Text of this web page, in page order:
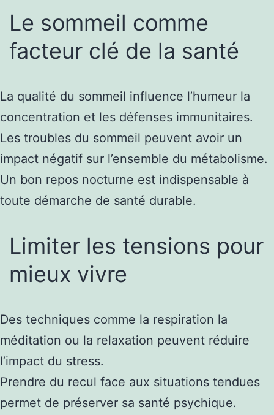
Le sommeil comme
facteur clé de la santé
La qualité du sommeil influence l’humeur la
concentration et les défenses immunitaires.
Les troubles du sommeil peuvent avoir un
impact négatif sur l’ensemble du métabolisme.
Un bon repos nocturne est indispensable à
toute démarche de santé durable.
Limiter les tensions pour
mieux vivre
Des techniques comme la respiration la
méditation ou la relaxation peuvent réduire
l’impact du stress.
Prendre du recul face aux situations tendues
permet de préserver sa santé psychique.